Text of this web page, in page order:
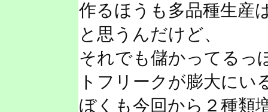
作るほうも多品種生産
と思うんだけど、
それでも儲かってる
トフリークが膨大にい
ぼくも今回から２種類